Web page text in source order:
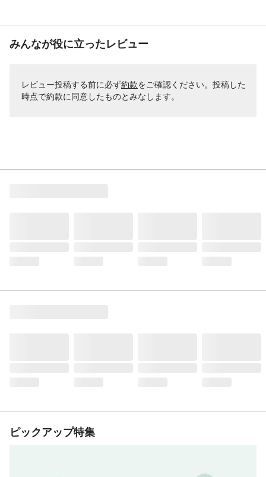
みんなが役に立ったレビュー
レビュー投稿する前に必ず約款をご確認ください。投稿した
時点で約款に同意したものとみなします。
ピックアップ特集